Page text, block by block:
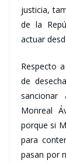
justicia,
de la
actuar
Respecto
de
Monreal
porque si
para
pasan por